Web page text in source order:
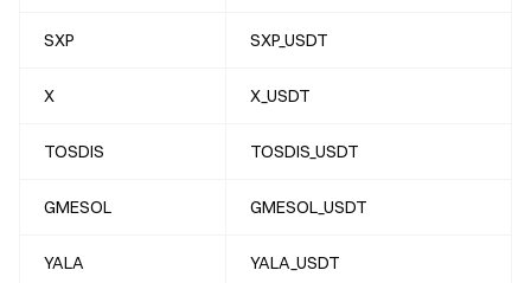
SXP SXP_USDT
X X_USDT
TOSDIS TOSDIS_USDT
GMESOL GMESOL_USDT
YALA YALA_USDT